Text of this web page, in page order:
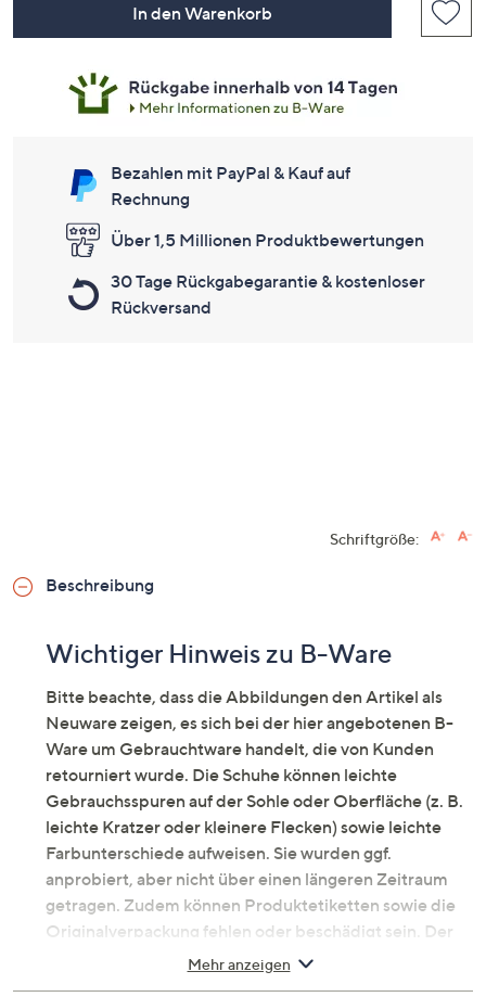
In den Warenkorb
Bezahlen mit PayPal & Kauf auf
Rechnung
Über 1,5 Millionen Produktbewertungen
30 Tage Rückgabegarantie & kostenloser
Rückversand
Schriftgröße:
Beschreibung
Wichtiger Hinweis zu B-Ware
Bitte beachte, dass die Abbildungen den Artikel als
Neuware zeigen, es sich bei der hier angebotenen B-
Ware um Gebrauchtware handelt, die von Kunden
retourniert wurde. Die Schuhe können leichte
Gebrauchsspuren auf der Sohle oder Oberfläche (z. B.
leichte Kratzer oder kleinere Flecken) sowie leichte
Farbunterschiede aufweisen. Sie wurden ggf.
anprobiert, aber nicht über einen längeren Zeitraum
getragen. Zudem können Produktetiketten sowie die
Originalverpackung fehlen oder beschädigt sein. Der
Artikel kann sich ggfs. in einer neutralen
Mehr anzeigen